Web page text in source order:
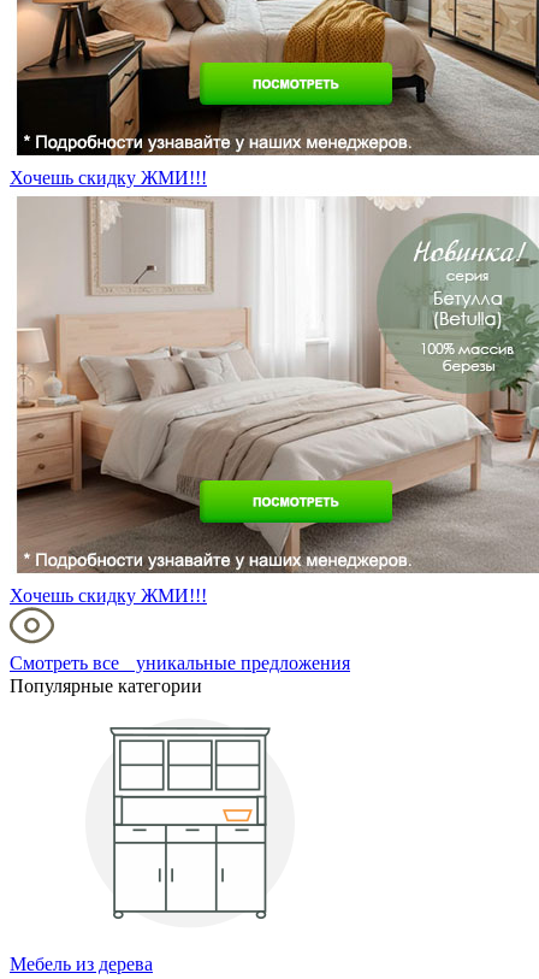
Хочешь скидку ЖМИ!!!
Хочешь скидку ЖМИ!!!
Смотреть все уникальные предложения
Популярные категории
Мебель из дерева